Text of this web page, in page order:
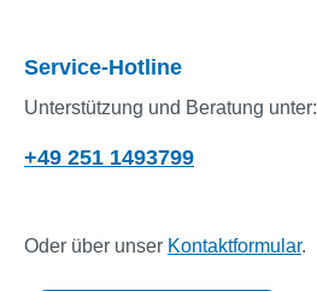
Service-Hotline
Unterstützung und Beratung unter:
+49 251 1493799
Oder über unser Kontaktformular.